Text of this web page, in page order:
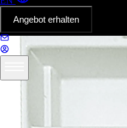
Angebot erhalten